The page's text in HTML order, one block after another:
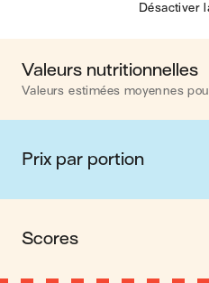
Désactiver
Valeurs nutritionnelles
Valeurs estimées moyennes
Calories
Matières grasses
Prix par portion
€
Nos
Scores